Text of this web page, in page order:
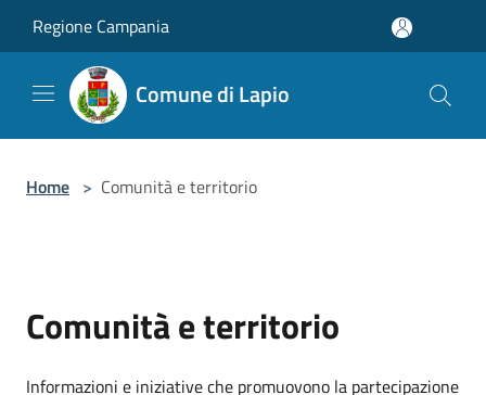
Regione Campania
Comune di Lapio
Home > Comunità e territorio
Comunità e territorio
Informazioni e iniziative che promuovono la partecipazione